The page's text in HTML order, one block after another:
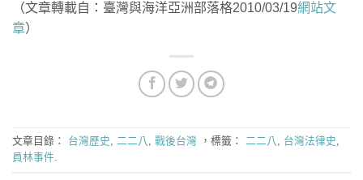
（文章轉載自：臺灣與海洋亞洲部落格2010/03/19網站文
章）
文章目錄： 台灣歷史, 二二八 , 戰後台灣 ，標籤： 二二八 , 台灣法律史,
員林事件.